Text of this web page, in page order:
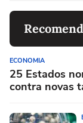
ECONOMIA
25 Estados
contra novas